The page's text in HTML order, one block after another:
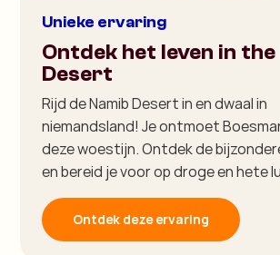
Unieke ervaring
Ontdek het leven in the
Desert
Rijd de Namib Desert in en dwaal in
niemandsland! Je ontmoet
deze woestijn. Ontdek de
en bereid je voor op droge en hete
Ontdek deze ervaring